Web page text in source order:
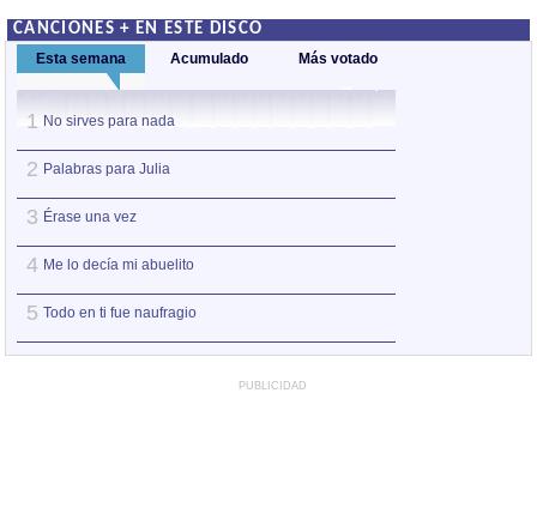
CANCIONES + EN ESTE DISCO
Esta semana Acumulado Más votado
1 No sirves para nada
2 Palabras para Julia
3 Érase una vez
4 Me lo decía mi abuelito
5 Todo en ti fue naufragio
PUBLICIDAD